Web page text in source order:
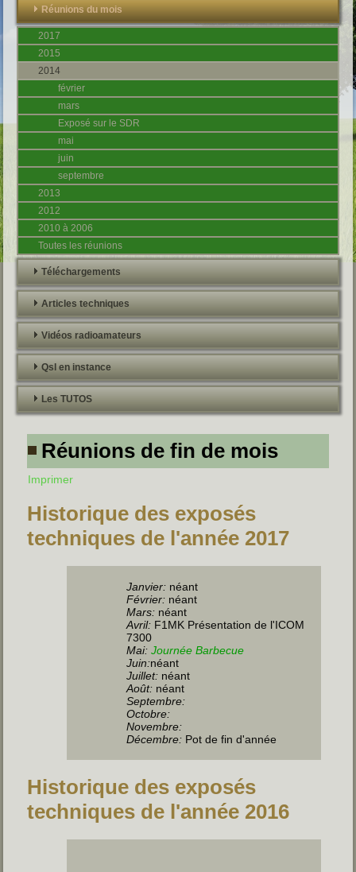
Réunions du mois
2017
2015
2014
février
mars
Exposé sur le SDR
mai
juin
septembre
2013
2012
2010 à 2006
Toutes les réunions
Téléchargements
Articles techniques
Vidéos radioamateurs
Qsl en instance
Les TUTOS
Réunions de fin de mois
Imprimer
Historique des exposés
techniques de l'année 2017
Janvier: néant
Février: néant
Mars: néant
Avril: F1MK Présentation de l'ICOM
7300
Mai: Journée Barbecue
Juin:néant
Juillet: néant
Août: néant
Septembre:
Octobre:
Novembre:
Décembre: Pot de fin d'année
Historique des exposés
techniques de l'année 2016